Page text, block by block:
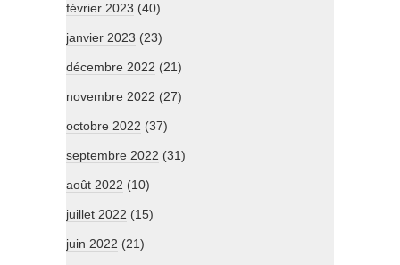
février 2023 (40)
janvier 2023 (23)
décembre 2022 (21)
novembre 2022 (27)
octobre 2022 (37)
septembre 2022 (31)
août 2022 (10)
juillet 2022 (15)
juin 2022 (21)